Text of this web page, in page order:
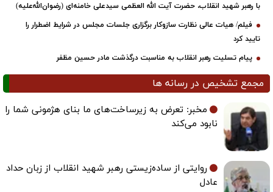
با رهبر شهید انقلاب، حضرت آیت‌ الله العظمی سیدعلی خامنه‌ای (رضوان‌الله‌علیه)
فیلم/ هیات عالی نظارت سازوکار برگزاری جلسات مجلس در شرایط اضطرار را
تایید کرد
پیام تسلیت رهبر انقلاب به مناسبت درگذشت مادر حسین مظفر
مجمع تشخیص در رسانه ها
مخبر: تعرض به زیرساخت‌های ما بنای هژمونی شما را
نابود می‌کند
روایتی از ساده‌زیستی رهبر شهید انقلاب از زبان حداد
عادل